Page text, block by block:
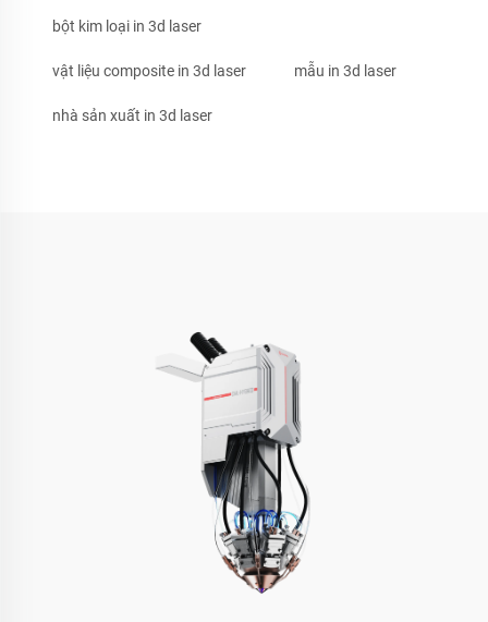
bột kim loại in 3d laser
vật liệu composite in 3d laser mẫu in 3d laser
nhà sản xuất in 3d laser